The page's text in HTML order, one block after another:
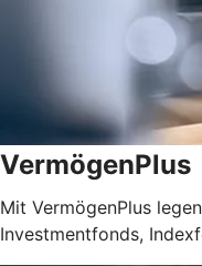
VermögenPlus
Mit VermögenPlus
Investmentfonds,